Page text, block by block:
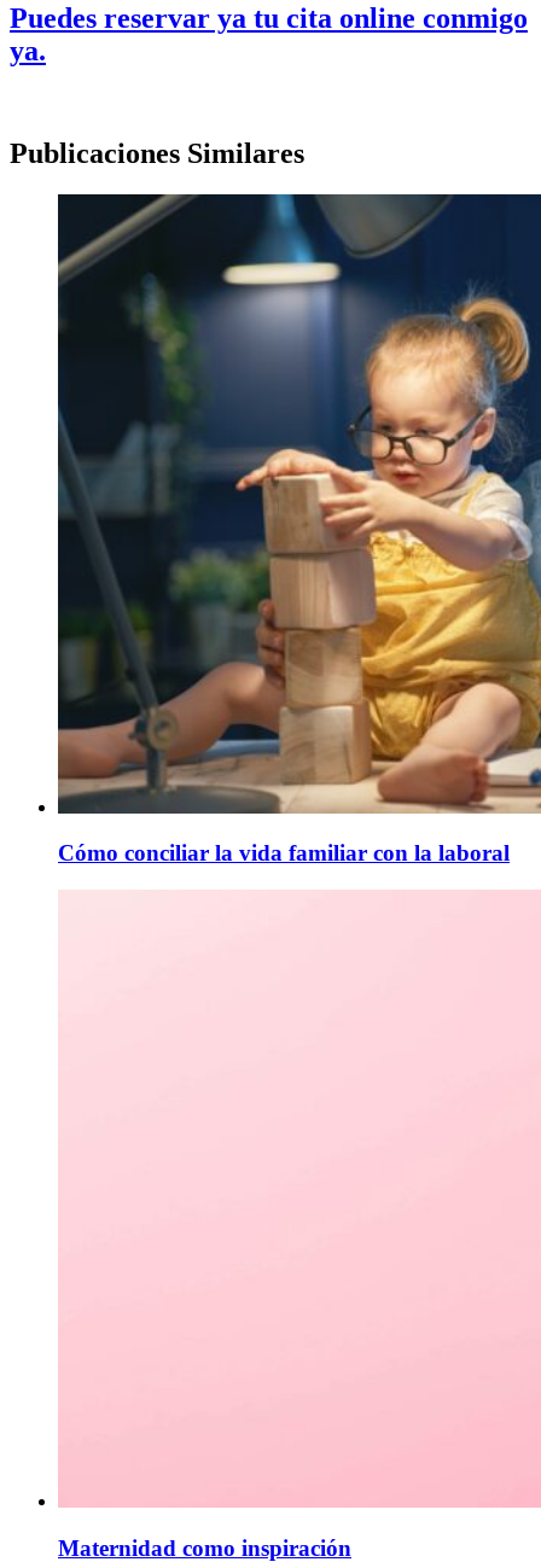
Puedes reservar ya tu cita online conmigo
ya.
Publicaciones Similares
Cómo conciliar la vida familiar con la laboral
Maternidad como inspiración